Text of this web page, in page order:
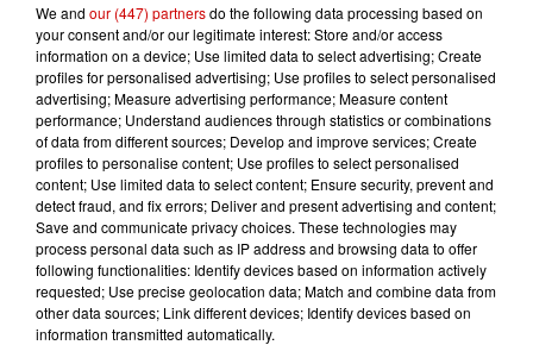
Gagnez vos entrées pour le
Musée du Sport Automobile au
Mans !
Alouette vous invite à
Futuroscope Xperiences !
We and our (447) partnersdo the following data processing based on
your consent and/or our legitimate interest: Store and/or access
information on a device; Use limited data to select advertising; Create
profiles for personalised advertising; Use profiles to select personalised
advertising; Measure advertising performance; Measure content
performance; Understand audiences through statistics or combinations
of data from different sources; Develop and improve services; Create
profiles to personalise content; Use profiles to select personalised
content; Use limited data to select content; Ensure security, prevent and
detect fraud, and fix errors; Deliver and present advertising and content;
Save and communicate privacy choices. These technologies may
process personal data such as IP address and browsing data to offer
following functionalities: Identify devices based on information actively
requested; Use precise geolocation data; Match and combine data from
other data sources; Link different devices; Identify devices based on
information transmitted automatically.